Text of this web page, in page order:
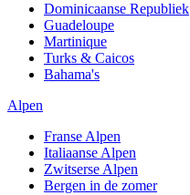
Dominicaanse Republiek
Guadeloupe
Martinique
Turks & Caicos
Bahama's
Alpen
Franse Alpen
Italiaanse Alpen
Zwitserse Alpen
Bergen in de zomer